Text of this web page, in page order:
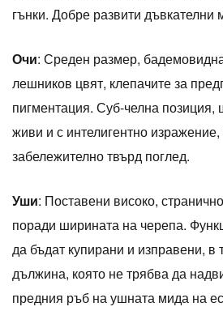
гънки. Добре развити дъвкателни
Очи: Среден размер,
лешников цвят, клепачите за
пигментация. Суб-челна позиция,
живи и с интелигентно
забележително твърд поглед.
Уши: Поставени високо,
поради ширината на черепа.
да бъдат купирани и изправени,
дължина, която не трябва да
предния ръб на ушната мида на